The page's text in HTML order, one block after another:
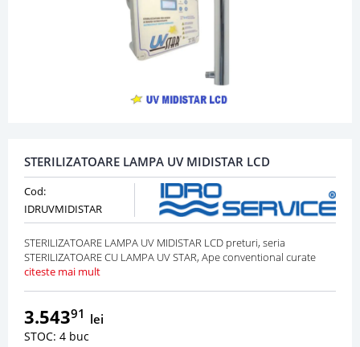
STERILIZATOARE LAMPA UV MIDISTAR LCD
Cod:
IDRUVMIDISTAR
STERILIZATOARE LAMPA UV MIDISTAR LCD preturi, seria
STERILIZATOARE CU LAMPA UV STAR, Ape conventional curate
citeste mai mult
3.54391 lei
STOC: 4 buc